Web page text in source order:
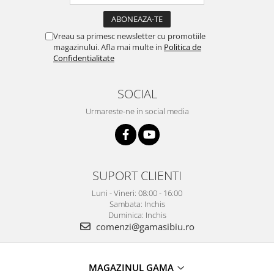
Vreau sa primesc newsletter cu promotiile
magazinului. Afla mai multe in Politica de
Confidentialitate
SOCIAL
Urmareste-ne in social media
SUPORT CLIENTI
Luni - Vineri: 08:00 - 16:00
Sambata: Inchis
Duminica: Inchis
comenzi@gamasibiu.ro
MAGAZINUL GAMA